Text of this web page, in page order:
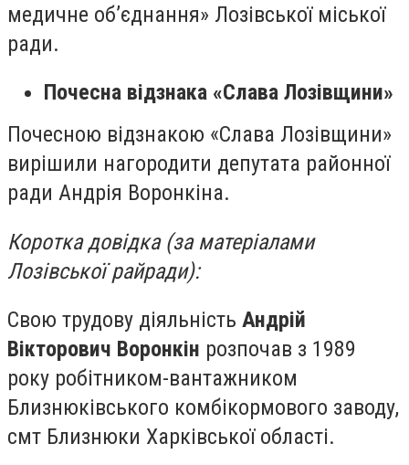
медичне об’єднання» Лозівської міської
ради.
Почесна відзнака «Слава Лозівщини»
Почесною відзнакою «Слава Лозівщини»
вирішили нагородити депутата районної
ради Андрія Воронкіна.
Коротка довідка (за матеріалами
Лозівської райради):
Свою трудову діяльність Андрій
Вікторович Воронкін розпочав з 1989
року робітником-вантажником
Близнюківського комбікормового заводу,
смт Близнюки Харківської області.